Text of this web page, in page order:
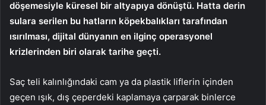
döşemesiyle küresel bir altyapıya dönüştü. Hatta derin
sulara serilen bu hatların köpekbalıkları tarafından
ısırılması, dijital dünyanın en ilginç operasyonel
krizlerinden biri olarak tarihe geçti.
Saç teli kalınlığındaki cam ya da plastik liflerin içinden
geçen ışık, dış çeperdeki kaplamaya çarparak binlerce